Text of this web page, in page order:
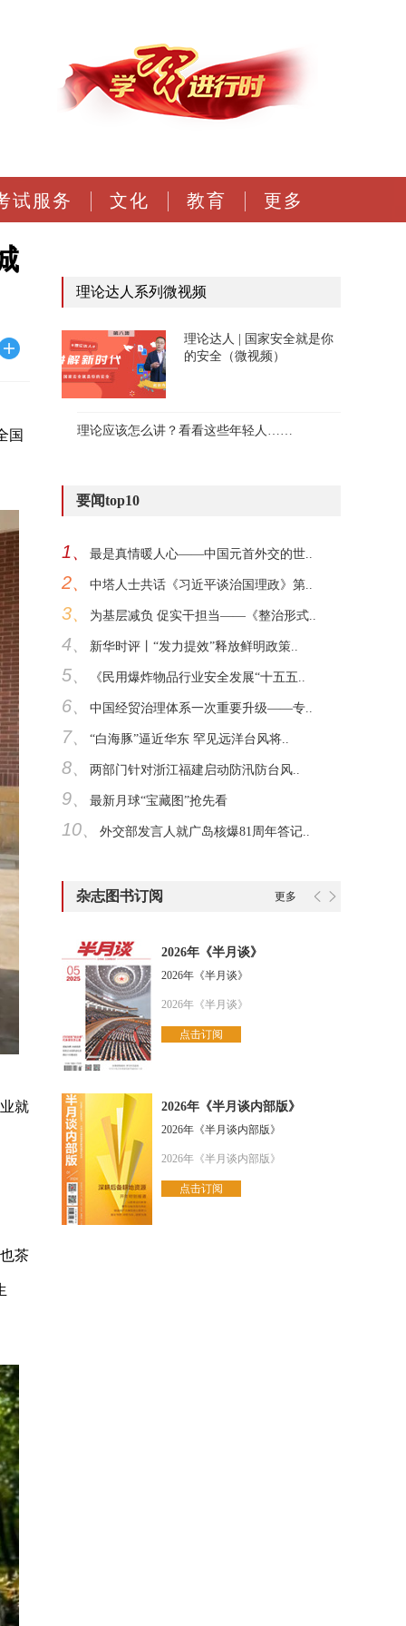
试服务 文化 教育 更多
国
就
茶
理论达人系列微视频
理论达人 | 国家安全就是你
的安全（微视频）
理论应该怎么讲？看看这些年轻人……
要闻top10
1、 最是真情暖人心——中国元首外交的世..
2、 中塔人士共话《习近平谈治国理政》第..
3、 为基层减负 促实干担当——《整治形式..
4、 新华时评丨“发力提效”释放鲜明政策..
5、 《民用爆炸物品行业安全发展“十五五..
6、 中国经贸治理体系一次重要升级——专..
7、 “白海豚”逼近华东 罕见远洋台风将..
8、 两部门针对浙江福建启动防汛防台风..
9、 最新月球“宝藏图”抢先看
10、 外交部发言人就广岛核爆81周年答记..
杂志图书订阅 更多
2026年《半月谈》
2026年《半月谈》
2026年《半月谈》
点击订阅
2026年《半月谈内部版》
2026年《半月谈内部版》
2026年《半月谈内部版》
点击订阅